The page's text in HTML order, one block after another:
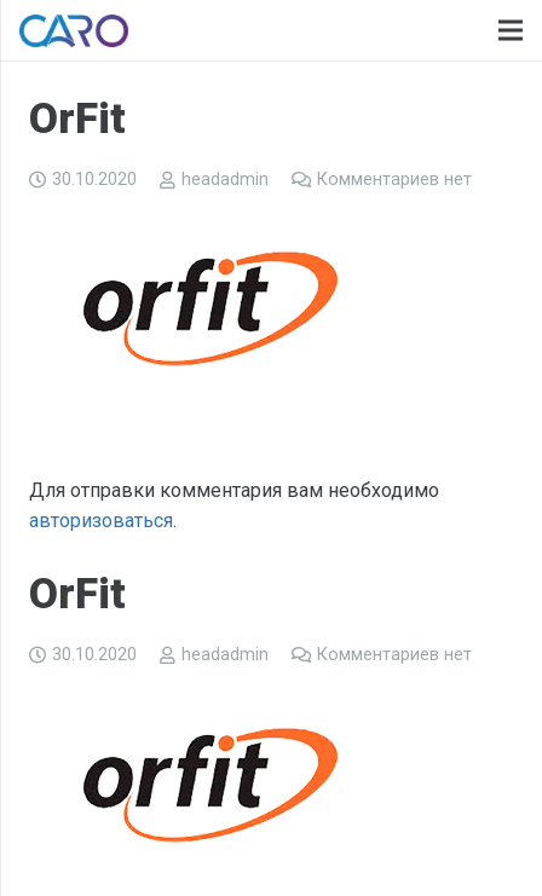
OrFit
30.10.2020 headadmin Комментариев нет
Для отправки комментария вам необходимо
авторизоваться.
OrFit
30.10.2020 headadmin Комментариев нет